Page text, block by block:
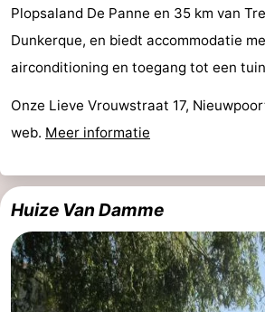
Plopsaland De Panne en 35 km van
Dunkerque, en biedt accommodatie
airconditioning en toegang tot een
Onze Lieve Vrouwstraat 17,
web. Meer informatie
Huize Van Damme